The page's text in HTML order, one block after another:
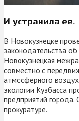
И устранила ее.
В Новокузнецке
законодательства
Новокузнецкая
совместно с
атмосферного
экологии Кузбасса
предприятий
прокуратуре.